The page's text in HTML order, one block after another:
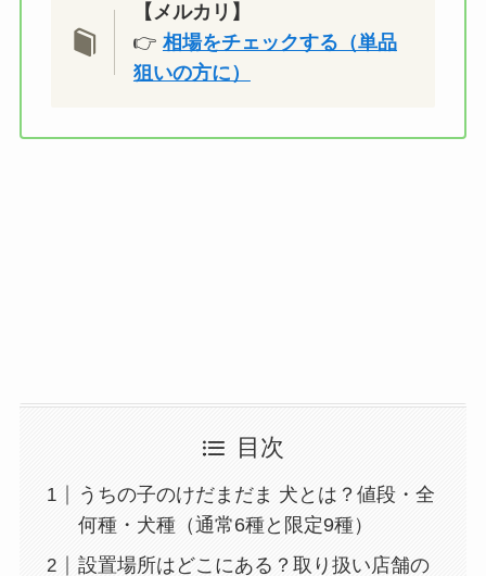
【メルカリ】
👉 相場をチェックする（単品
狙いの方に）
目次
うちの子のけだまだま 犬とは？値段・全
何種・犬種（通常6種と限定9種）
設置場所はどこにある？取り扱い店舗の